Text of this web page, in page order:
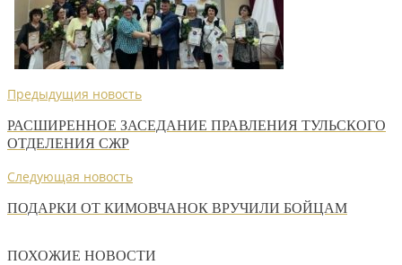
Предыдущия новость
РАСШИРЕННОЕ ЗАСЕДАНИЕ ПРАВЛЕНИЯ ТУЛЬСКОГО
ОТДЕЛЕНИЯ СЖР
Следующая новость
ПОДАРКИ ОТ КИМОВЧАНОК ВРУЧИЛИ БОЙЦАМ
ПОХОЖИЕ НОВОСТИ